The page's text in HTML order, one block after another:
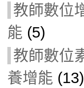
教師數位
能 (5)
教師數位
養增能 (13)